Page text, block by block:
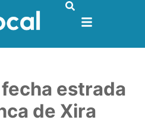
estrada
de Xira